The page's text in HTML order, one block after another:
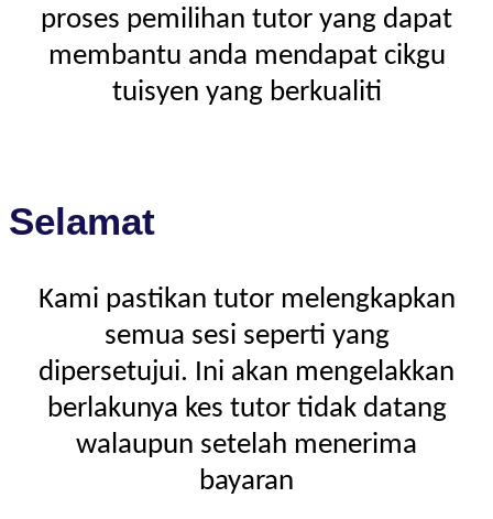
proses pemilihan tutor yang dapat
membantu anda mendapat cikgu
tuisyen yang berkualiti
Selamat
Kami pastikan tutor melengkapkan
semua sesi seperti yang
dipersetujui. Ini akan mengelakkan
berlakunya kes tutor tidak datang
walaupun setelah menerima
bayaran